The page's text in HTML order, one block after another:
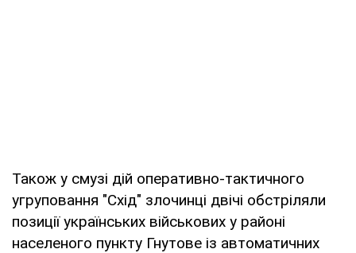
Також у смузі дій оперативно-тактичного
угруповання "Схід" злочинці двічі обстріляли
позиції українських військових у районі
населеного пункту Гнутове із автоматичних